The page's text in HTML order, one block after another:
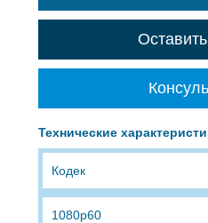
Технические
Кодек
1080p60